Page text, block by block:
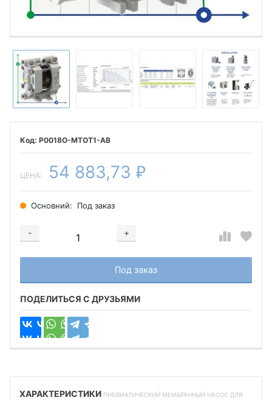
P0018O-MTOT1-AB
ЦЕНА: 54 883,73 ₽
Основний: Под заказ
-
+
Добавляется...
Под заказ
Добавлен
ПОДЕЛИТЬСЯ С ДРУЗЬЯМИ
ХАРАКТЕРИСТИКИ ПНЕВМАТИЧЕСКИЙ МЕМБРАННЫЙ НАСОС ДЛЯ